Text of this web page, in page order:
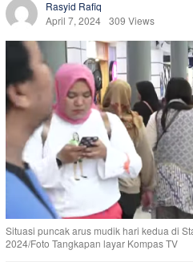
Rasyid Rafiq
April 7, 2024 309 Views
Situasi puncak arus mudik hari kedua di
2024/Foto Tangkapan layar Kompas TV